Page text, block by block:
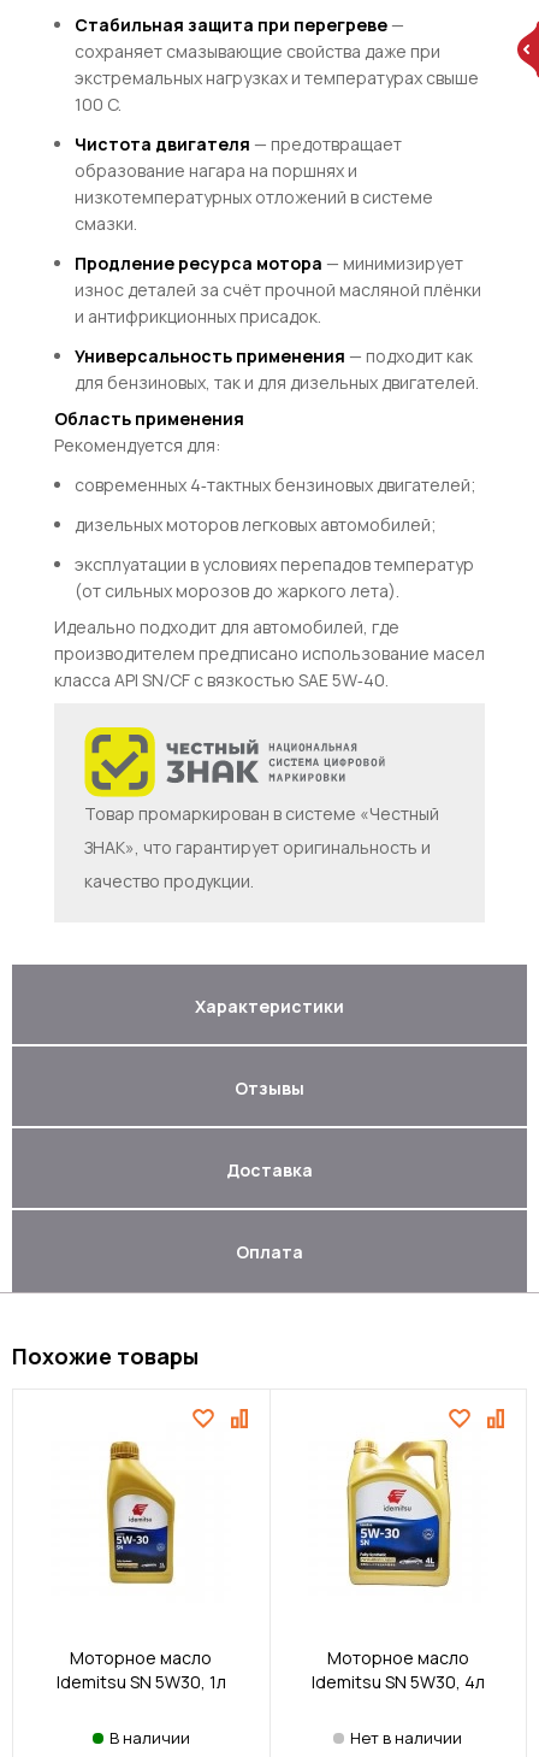
Стабильная защита при перегреве—
сохраняет смазывающие свойства даже при
экстремальных нагрузках и температурах свыше
100 C.
Чистота двигателя — предотвращает
образование нагара на поршнях и
низкотемпературных отложений в системе
смазки.
Продление ресурса мотора — минимизирует
износ деталей за счёт прочной масляной плёнки
и антифрикционных присадок.
Универсальность применения — подходит как
для бензиновых, так и для дизельных двигателей.
Область применения
Рекомендуется для:
современных 4‑тактных бензиновых двигателей;
дизельных моторов легковых автомобилей;
эксплуатации в условиях перепадов температур
(от сильных морозов до жаркого лета).
Идеально подходит для автомобилей, где
производителем предписано использование масел
класса API SN/CF с вязкостью SAE5W‑40.
Товар промаркирован в системе «Честный
ЗНАК», что гарантирует оригинальность и
качество продукции.
Характеристики
Отзывы
Доставка
Оплата
Похожие товары
Моторное масло
Idemitsu SN 5W30, 1л
В наличии
Моторное масло
Idemitsu SN 5W30, 4л
Нет в наличии